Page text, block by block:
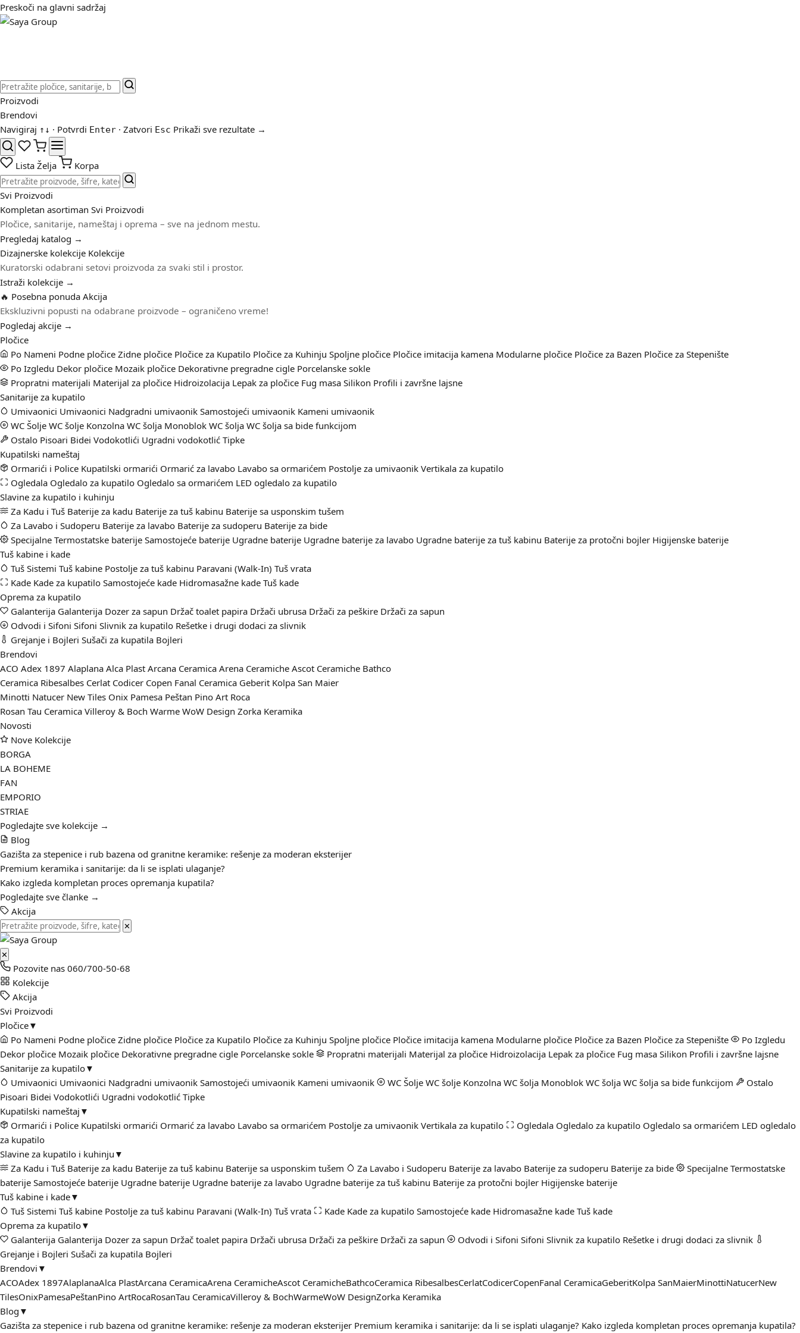
Preskoči na glavni sadržaj
Proizvodi
Brendovi
Navigiraj ↑ ↓ · Potvrdi Enter · Zatvori Esc Prikaži sve rezultate →
Lista Želja Korpa
Svi Proizvodi
Kompletan asortiman Svi Proizvodi
Pločice, sanitarije, nameštaj i oprema – sve na jednom mestu.
Pregledaj katalog →
Dizajnerske kolekcije Kolekcije
Kuratorski odabrani setovi proizvoda za svaki stil i prostor.
Istraži kolekcije →
🔥 Posebna ponuda Akcija
Ekskluzivni popusti na odabrane proizvode – ograničeno vreme!
Pogledaj akcije →
Pločice
Po Nameni Podne pločice Zidne pločice Pločice za Kupatilo Pločice za Kuhinju Spoljne pločice Pločice imitacija kamena Modularne pločice Pločice za Bazen Pločice za Stepenište
Po Izgledu Dekor pločice Mozaik pločice Dekorativne pregradne cigle Porcelanske sokle
Propratni materijali Materijal za pločice Hidroizolacija Lepak za pločice Fug masa Silikon Profili i završne lajsne
Sanitarije za kupatilo
Umivaonici Umivaonici Nadgradni umivaonik Samostojeći umivaonik Kameni umivaonik
WC Šolje WC šolje Konzolna WC šolja Monoblok WC šolja WC šolja sa bide funkcijom
Ostalo Pisoari Bidei Vodokotlići Ugradni vodokotlić Tipke
Kupatilski nameštaj
Ormarići i Police Kupatilski ormarići Ormarić za lavabo Lavabo sa ormarićem Postolje za umivaonik Vertikala za kupatilo
Ogledala Ogledalo za kupatilo Ogledalo sa ormarićem LED ogledalo za kupatilo
Slavine za kupatilo i kuhinju
Za Kadu i Tuš Baterije za kadu Baterije za tuš kabinu Baterije sa usponskim tušem
Za Lavabo i Sudoperu Baterije za lavabo Baterije za sudoperu Baterije za bide
Specijalne Termostatske baterije Samostojeće baterije Ugradne baterije Ugradne baterije za lavabo Ugradne baterije za tuš kabinu Baterije za protočni bojler Higijenske baterije
Tuš kabine i kade
Tuš Sistemi Tuš kabine Postolje za tuš kabinu Paravani (Walk-In) Tuš vrata
Kade Kade za kupatilo Samostojeće kade Hidromasažne kade Tuš kade
Oprema za kupatilo
Galanterija Galanterija Dozer za sapun Držač toalet papira Držači ubrusa Držači za peškire Držači za sapun
Odvodi i Sifoni Sifoni Slivnik za kupatilo Rešetke i drugi dodaci za slivnik
Grejanje i Bojleri Sušači za kupatila Bojleri
Brendovi
ACO Adex 1897 Alaplana Alca Plast Arcana Ceramica Arena Ceramiche Ascot Ceramiche Bathco
Ceramica Ribesalbes Cerlat Codicer Copen Fanal Ceramica Geberit Kolpa San Maier
Minotti Natucer New Tiles Onix Pamesa Peštan Pino Art Roca
Rosan Tau Ceramica Villeroy & Boch Warme WoW Design Zorka Keramika
Novosti
Nove Kolekcije
BORGA
LA BOHEME
FAN
EMPORIO
STRIAE
Pogledajte sve kolekcije →
Blog
Gazišta za stepenice i rub bazena od granitne keramike: rešenje za moderan eksterijer
Premium keramika i sanitarije: da li se isplati ulaganje?
Kako izgleda kompletan proces opremanja kupatila?
Pogledajte sve članke →
Akcija
✕
✕
Pozovite nas 060/700-50-68
Kolekcije
Akcija
Svi Proizvodi
Pločice▼
Po Nameni Podne pločice Zidne pločice Pločice za Kupatilo Pločice za Kuhinju Spoljne pločice Pločice imitacija kamena Modularne pločice Pločice za Bazen Pločice za Stepenište
Po Izgledu
Dekor pločice Mozaik pločice Dekorativne pregradne cigle Porcelanske sokle Propratni materijali Materijal za pločice Hidroizolacija Lepak za pločice Fug masa Silikon Profili i završne lajsne
Sanitarije za kupatilo▼
Umivaonici Umivaonici Nadgradni umivaonik Samostojeći umivaonik Kameni umivaonik WC Šolje WC šolje Konzolna WC šolja Monoblok WC šolja WC šolja sa bide funkcijom
Ostalo
Pisoari Bidei Vodokotlići Ugradni vodokotlić Tipke
Kupatilski nameštaj ▼
Ormarići i Police Kupatilski ormarići Ormarić za lavabo Lavabo sa ormarićem Postolje za umivaonik Vertikala za kupatilo Ogledala Ogledalo za kupatilo Ogledalo sa ormarićem LED ogledalo
za kupatilo
Slavine za kupatilo i kuhinju ▼
Za Kadu i Tuš Baterije za kadu Baterije za tuš kabinu Baterije sa usponskim tušem Za Lavabo i Sudoperu Baterije za lavabo Baterije za sudoperu Baterije za bide Specijalne Termostatske
baterije Samostojeće baterije Ugradne baterije Ugradne baterije za lavabo Ugradne baterije za tuš kabinu Baterije za protočni bojler Higijenske baterije
Tuš kabine i kade▼
Tuš Sistemi Tuš kabine Postolje za tuš kabinu Paravani (Walk-In) Tuš vrata Kade Kade za kupatilo Samostojeće kade Hidromasažne kade Tuš kade
Oprema za kupatilo▼
Galanterija Galanterija Dozer za sapun Držač toalet papira Držači ubrusa Držači za peškire Držači za sapun Odvodi i Sifoni Sifoni Slivnik za kupatilo Rešetke i drugi dodaci za slivnik
Grejanje i Bojleri Sušači za kupatila Bojleri
Brendovi ▼
ACOAdex 1897AlaplanaAlca PlastArcana CeramicaArena CeramicheAscot CeramicheBathcoCeramica RibesalbesCerlatCodicerCopenFanal CeramicaGeberitKolpa SanMaierMinottiNatucerNew
TilesOnixPamesaPeštanPino ArtRocaRosanTau CeramicaVilleroy & BochWarmeWoW DesignZorka Keramika
Blog ▼
Gazišta za stepenice i rub bazena od granitne keramike: rešenje za moderan eksterijer Premium keramika i sanitarije: da li se isplati ulaganje? Kako izgleda kompletan proces opremanja kupatila?